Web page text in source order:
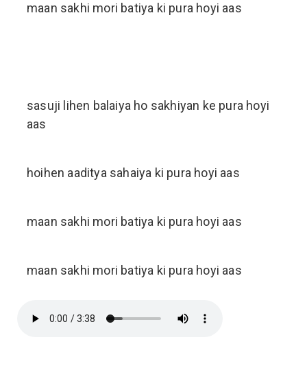
maan sakhi mori batiya ki pura hoyi aas
sasuji lihen balaiya ho sakhiyan ke pura hoyi
aas
hoihen aaditya sahaiya ki pura hoyi aas
maan sakhi mori batiya ki pura hoyi aas
maan sakhi mori batiya ki pura hoyi aas